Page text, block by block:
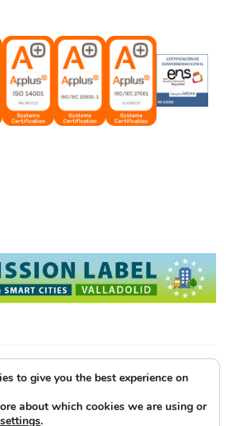
Technologies
de Privacidad Cookies
to give you the best experience on
about which cookies we are using or
settings.